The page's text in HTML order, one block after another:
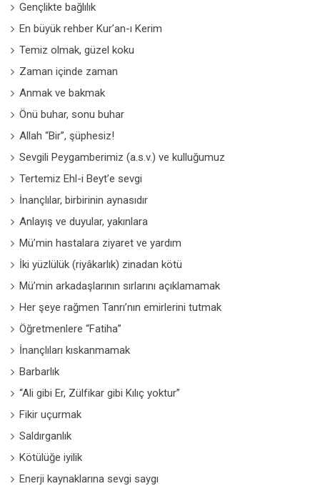
Gençlikte bağlılık
En büyük rehber Kur’an-ı Kerim
Temiz olmak, güzel koku
Zaman içinde zaman
Anmak ve bakmak
Önü buhar, sonu buhar
Allah “Bir”, şüphesiz!
Sevgili Peygamberimiz (a.s.v.) ve kulluğumuz
Tertemiz Ehl-i Beyt’e sevgi
İnançlılar, birbirinin aynasıdır
Anlayış ve duyular, yakınlara
Mü’min hastalara ziyaret ve yardım
İki yüzlülük (riyâkarlık) zinadan kötü
Mü’min arkadaşlarının sırlarını açıklamamak
Her şeye rağmen Tanrı’nın emirlerini tutmak
Öğretmenlere “Fatiha”
İnançlıları kıskanmamak
Barbarlık
“Ali gibi Er, Zülfikar gibi Kılıç yoktur”
Fikir uçurmak
Saldırganlık
Kötülüğe iyilik
Enerji kaynaklarına sevgi saygı